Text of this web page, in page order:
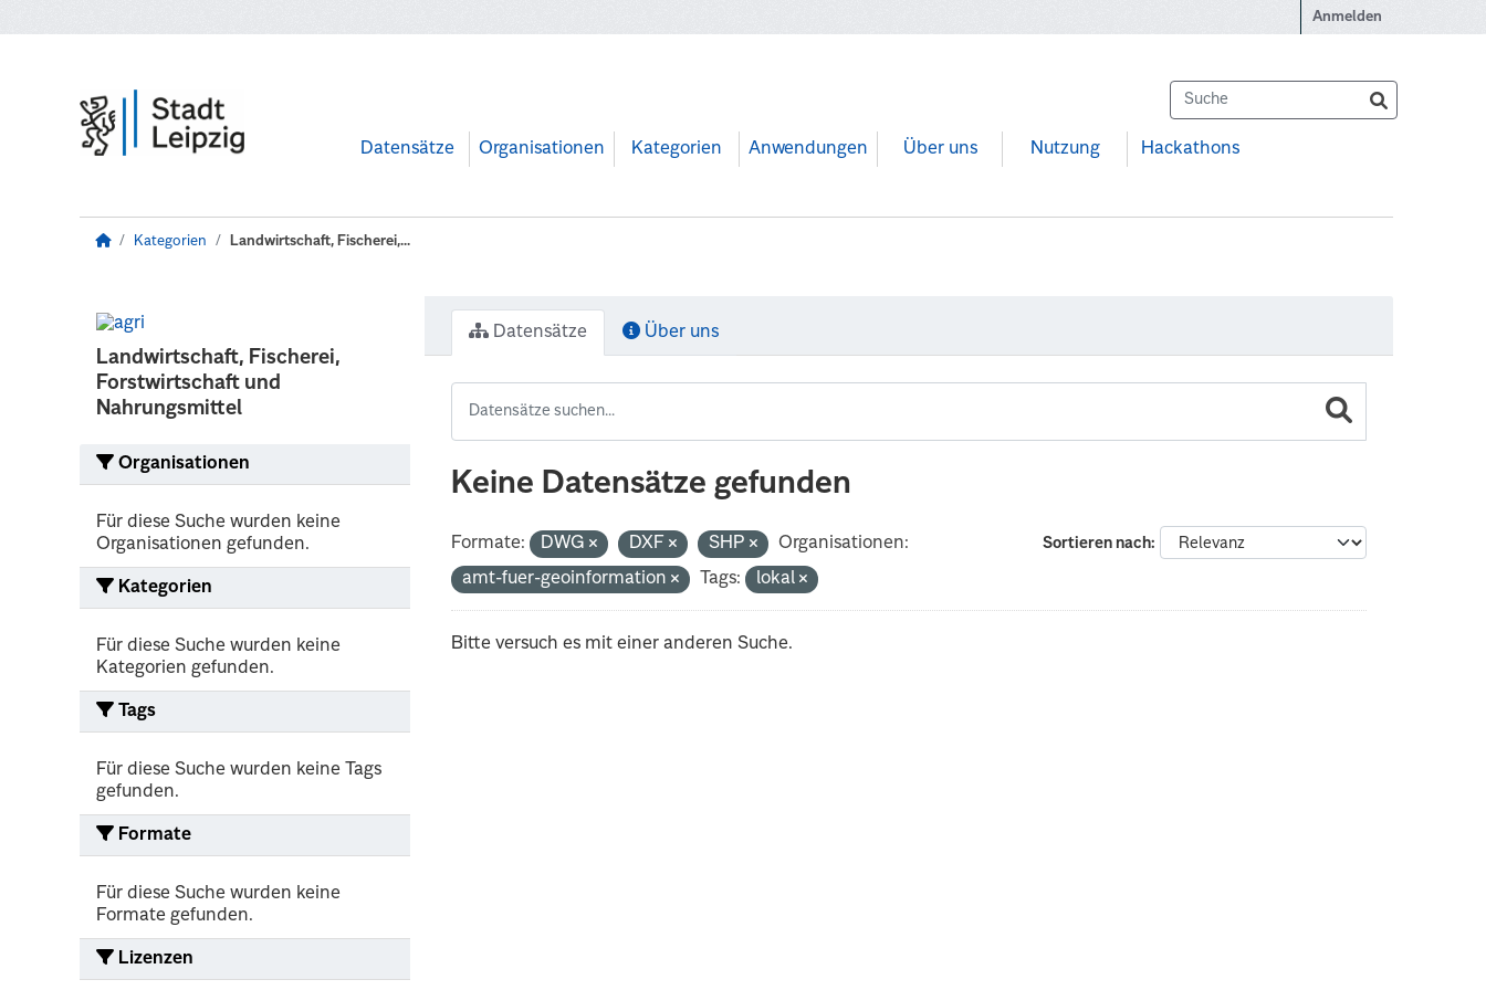
Anmelden
Datensätze Organisationen Kategorien Anwendungen Über uns Nutzung Hackathons
Kategorien Landwirtschaft, Fischerei,...
Landwirtschaft, Fischerei,
Forstwirtschaft und
Nahrungsmittel
Organisationen
Für diese Suche wurden keine
Organisationen gefunden.
Kategorien
Für diese Suche wurden keine
Kategorien gefunden.
Tags
Für diese Suche wurden keine Tags
gefunden.
Formate
Für diese Suche wurden keine
Formate gefunden.
Lizenzen
Datensätze Über uns
Keine Datensätze gefunden
Sortieren nach
Formate: DWG DXF SHP
Organisationen:
amt-fuer-geoinformation
Tags: lokal
Bitte versuch es mit einer anderen Suche.